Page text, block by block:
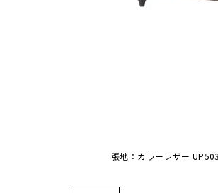
張地：カラーレザー